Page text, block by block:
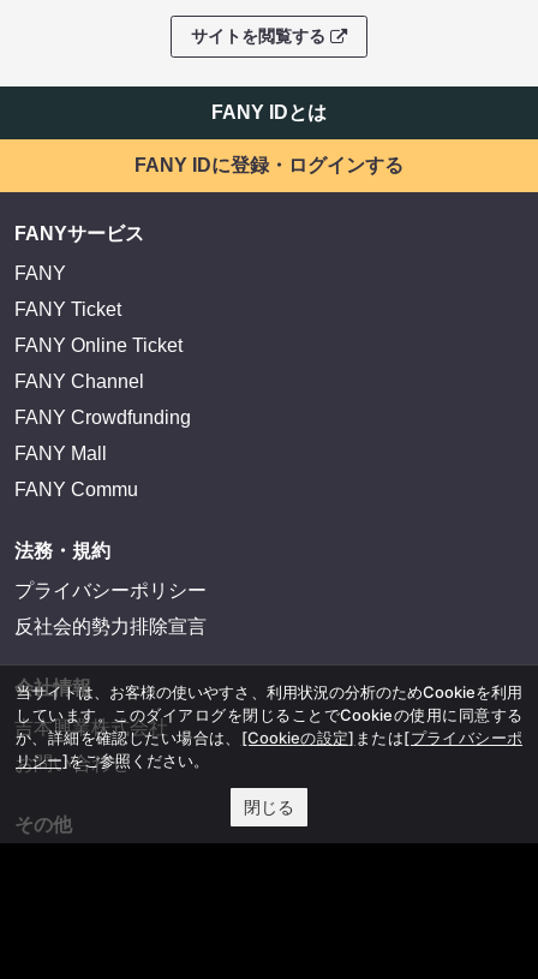
サイトを閲覧する
FANY IDとは
FANY IDに登録・ログインする
FANYサービス
FANY
FANY Ticket
FANY Online Ticket
FANY Channel
FANY Crowdfunding
FANY Mall
FANY Commu
法務・規約
プライバシーポリシー
反社会的勢力排除宣言
会社情報
吉本興業株式会社
お問い合わせ
その他
当サイトは、お客様の使いやすさ、利用状況の分析のためCookieを利用
しています。このダイアログを閉じることでCookieの使用に同意する
か、詳細を確認したい場合は、 [Cookieの設定] または[プライバシーポ
リシー]をご参照ください。
閉じる